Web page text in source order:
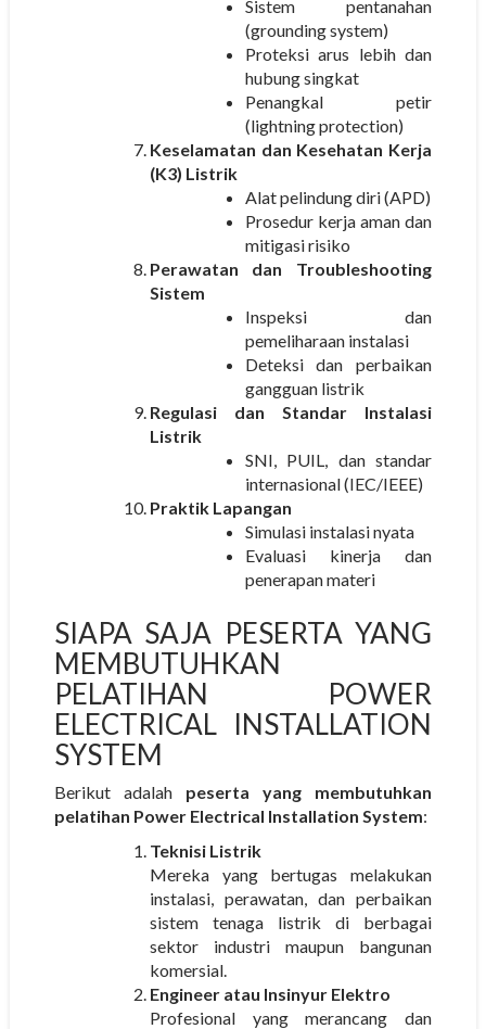
Sistem pentanahan
(grounding system)
Proteksi arus lebih dan
hubung singkat
Penangkal petir
(lightning protection)
Keselamatan dan Kesehatan Kerja
(K3) Listrik
Alat pelindung diri (APD)
Prosedur kerja aman dan
mitigasi risiko
Perawatan dan Troubleshooting
Sistem
Inspeksi dan
pemeliharaan instalasi
Deteksi dan perbaikan
gangguan listrik
Regulasi dan Standar Instalasi
Listrik
SNI, PUIL, dan standar
internasional (IEC/IEEE)
Praktik Lapangan
Simulasi instalasi nyata
Evaluasi kinerja dan
penerapan materi
SIAPA SAJA PESERTA YANG
MEMBUTUHKAN
PELATIHAN POWER
ELECTRICAL INSTALLATION
SYSTEM
Berikut adalah peserta yang membutuhkan
pelatihan Power Electrical Installation System:
Teknisi Listrik
Mereka yang bertugas melakukan
instalasi, perawatan, dan perbaikan
sistem tenaga listrik di berbagai
sektor industri maupun bangunan
komersial.
Engineer atau Insinyur Elektro
Profesional yang merancang dan